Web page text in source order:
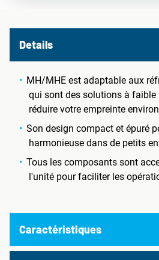
Details
MH/MHE est adaptable aux
qui sont des solutions à faible
réduire votre empreinte
Son design compact et épuré
harmonieuse dans de petits
Tous les composants sont
l'unité pour faciliter les
Caractéristiques